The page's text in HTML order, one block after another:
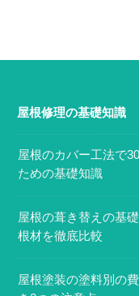
屋根修理の基礎知識
屋根のカバー工法で
ための基礎知識
屋根の葺き替えの基
根材を徹底比較
屋根塗装の塗料別の